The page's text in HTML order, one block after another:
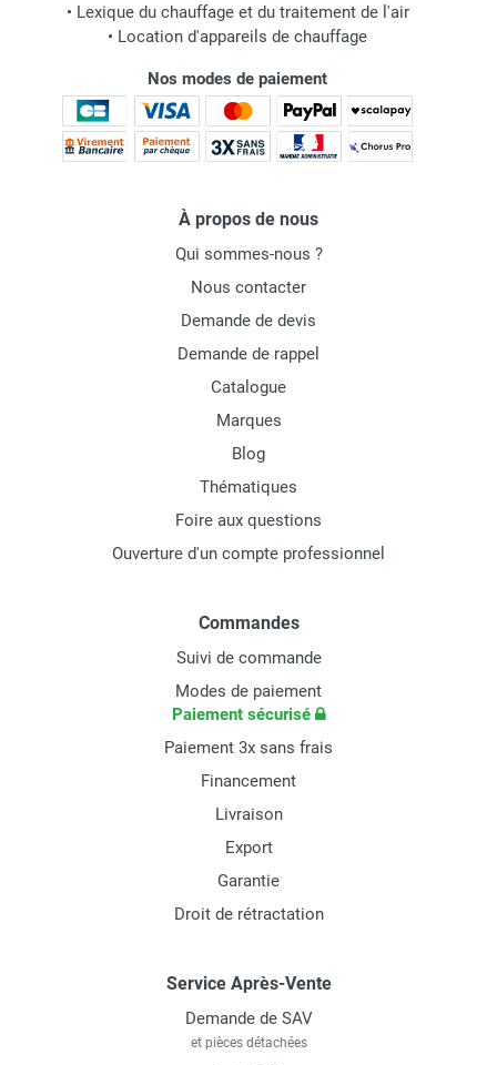
• Lexique du chauffage et du traitement de l'air
• Location d'appareils de chauffage
Nos modes de paiement
À propos de nous
Qui sommes-nous ?
Nous contacter
Demande de devis
Demande de rappel
Catalogue
Marques
Blog
Thématiques
Foire aux questions
Ouverture d'un compte professionnel
Commandes
Suivi de commande
Modes de paiement
Paiement sécurisé
Paiement 3x sans frais
Financement
Livraison
Export
Garantie
Droit de rétractation
Service Après-Vente
Demande de SAV
et pièces détachées